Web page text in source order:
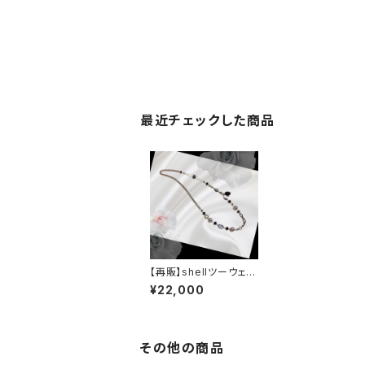
最近チェックした商品
【再販】shellツーウェイ
ネックレス | ako-003
6
¥22,000
その他の商品